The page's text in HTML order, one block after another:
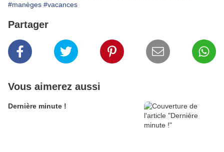
#manèges #vacances
Partager
Vous aimerez aussi
Dernière minute !